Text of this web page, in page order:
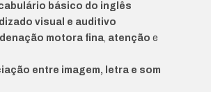
básico do inglês
visual e auditivo
motora fina, atenção e
entre imagem, letra e som